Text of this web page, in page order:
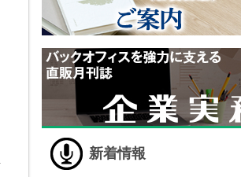
新着情報